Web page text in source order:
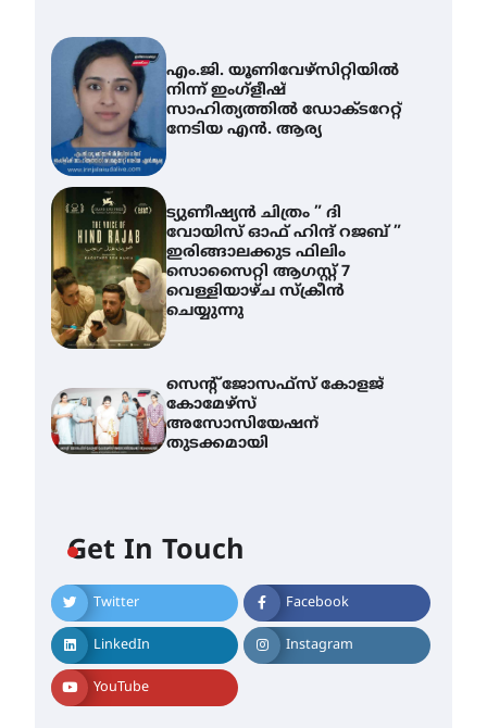
എം.ജി. യൂണിവേഴ്‌സിറ്റിയിൽ
നിന്ന് ഇംഗ്ളീഷ്
സാഹിത്യത്തിൽ ഡോക്ടറേറ്റ്
നേടിയ എൻ. ആര്യ
ട്യുണീഷ്യൻ ചിത്രം ” ദി
വോയിസ് ഓഫ് ഹിന്ദ് റജബ് ”
ഇരിങ്ങാലക്കുട ഫിലിം
സൊസൈറ്റി ആഗസ്റ്റ് 7
വെള്ളിയാഴ്ച സ്‌ക്രീൻ
ചെയ്യുന്നു
സെന്റ് ജോസഫ്സ് കോളജ്
കോമേഴ്‌സ്
അസോസിയേഷന്
തുടക്കമായി
Get In Touch
Twitter Facebook
LinkedIn Instagram
YouTube
എം.ജി. യൂണിവേഴ്‌സിറ്റിയിൽ
നിന്ന് ഇംഗ്ളീഷ്
സാഹിത്യത്തിൽ ഡോക്ടറേറ്റ്
നേടിയ എൻ. ആര്യ